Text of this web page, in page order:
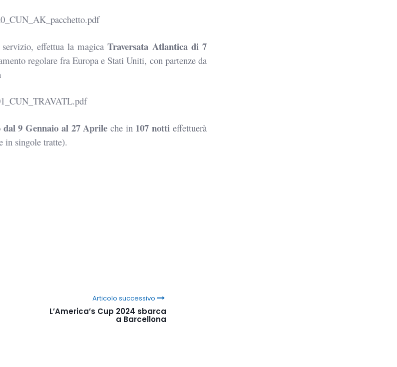
servizio, effettua la magicaTraversata Atlantica di 7
regolare fra Europa e Stati Uniti, con partenze da
dal 9Gennaio al 27 Aprile che in 107 notti effettuerà
in singole tratte).
Articolo successivo
L’America’s Cup 2024 sbarca
a Barcellona